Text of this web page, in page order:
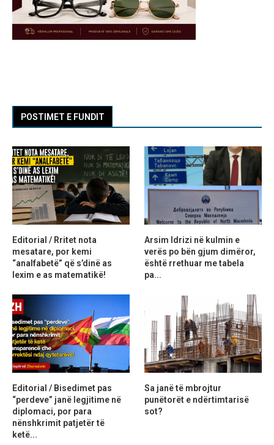
POSTIMET E FUNDIT
Editorial / Rritet nota
mesatare, por kemi
“analfabetë” që s’dinë as
lexim e as matematikë!
Arsim Idrizi në kulmin e
verës po bën gjum dimëror,
është rrethuar me tabela
pa...
Editorial / Bisedimet pas
“perdeve” janë legjitime në
diplomaci, por para
nënshkrimit patjetër të
ketë...
Sa janë të mbrojtur
punëtorët e ndërtimtarisë
sot?